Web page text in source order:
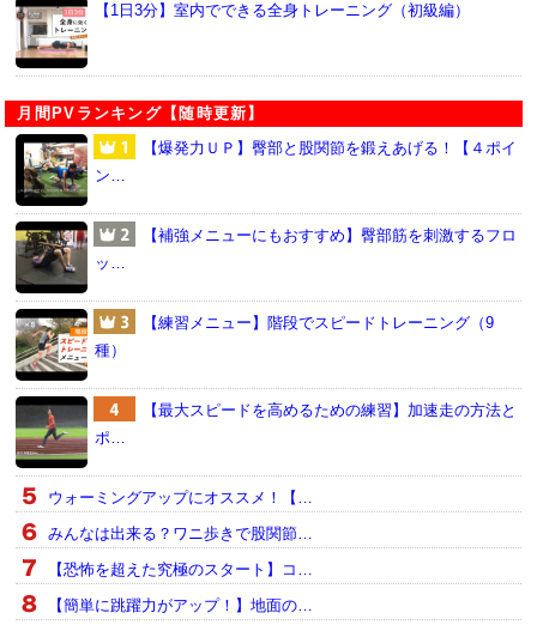
【1日3分】室内でできる全身トレーニング（初級編）
月間PVランキング【随時更新】
【爆発力ＵＰ】臀部と股関節を鍛えあげる！【４ポイ
ン…
【補強メニューにもおすすめ】臀部筋を刺激するフロ
ッ…
【練習メニュー】階段でスピードトレーニング（9
種）
【最大スピードを高めるための練習】加速走の方法と
ポ…
ウォーミングアップにオススメ！【…
みんなは出来る？ワニ歩きで股関節…
【恐怖を超えた究極のスタート】コ…
【簡単に跳躍力がアップ！】地面の…